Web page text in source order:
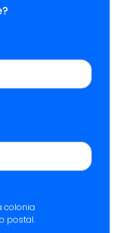
colonia
postal.